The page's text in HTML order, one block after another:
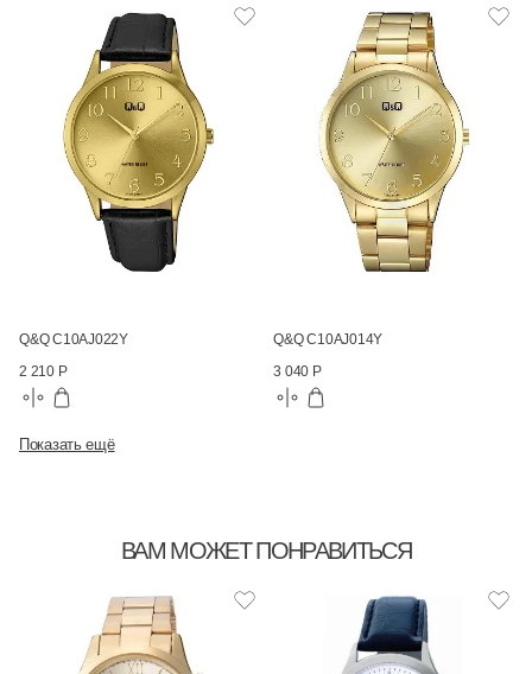
Q&Q C10AJ022Y
2 210 Р
Q&Q C10AJ014Y
3 040 Р
Показать ещё
ВАМ МОЖЕТ ПОНРАВИТЬСЯ